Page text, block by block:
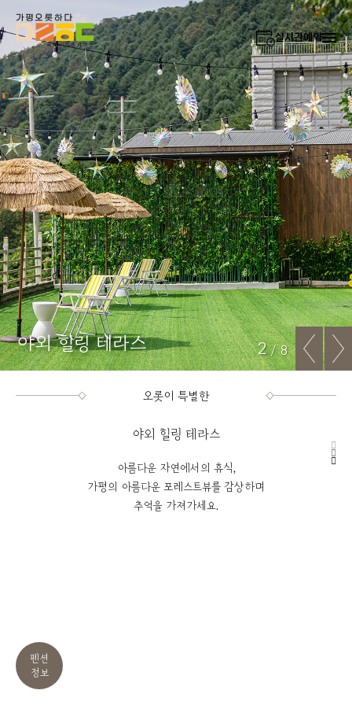
실시간예약
야외 힐링 테라스 3/8
오롯이 특별한
야외 힐링 테라스
아름다운 자연에서의 휴식,
가평의 아름다운 포레스트뷰를 감상하며
추억을 가져가세요.
펜션
정보